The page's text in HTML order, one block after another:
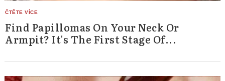
Find Papillomas On Your Neck Or
Armpit? It's The First Stage Of...